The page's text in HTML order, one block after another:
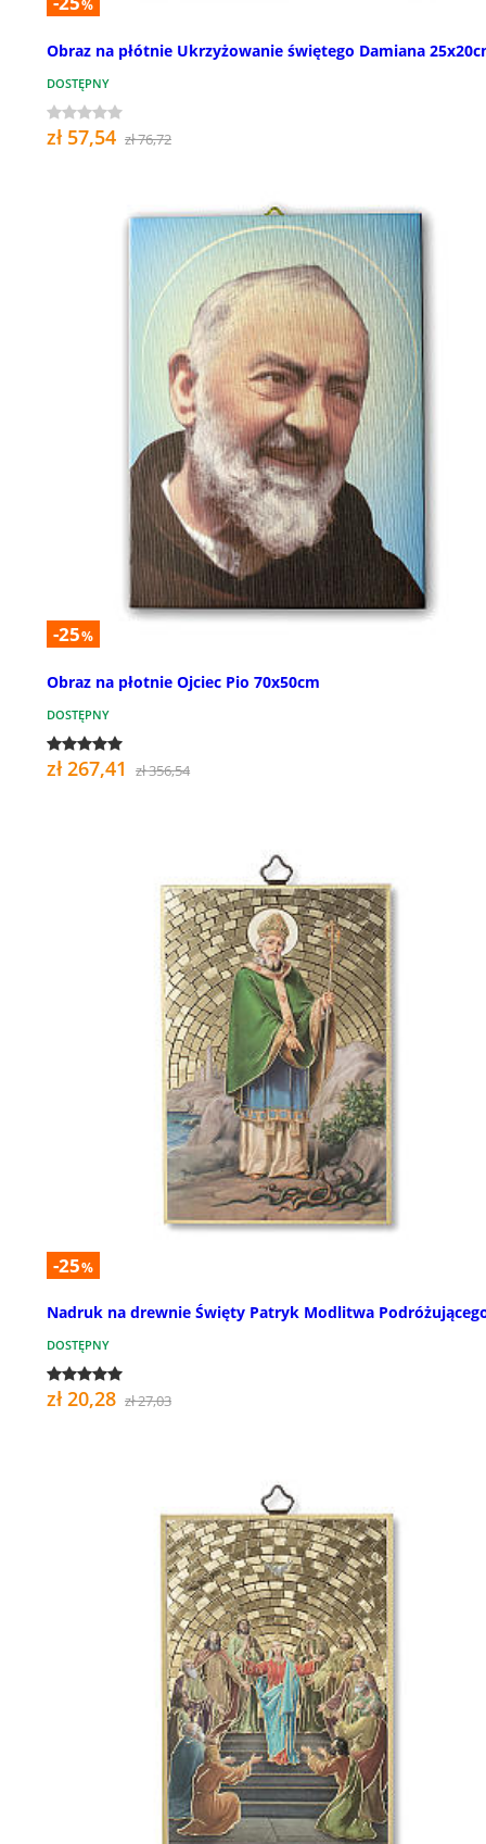
%
Obraz na płótnie Ukrzyżowanie świętego Damiana
DOSTĘPNY
zł 57,54 zł 76,72
-25%
Obraz na płotnie Ojciec Pio 70x50cm
DOSTĘPNY
zł 267,41 zł 356,54
-25%
Nadruk na drewnie Święty Patryk Modlitwa
DOSTĘPNY
zł 20,28 zł 27,03